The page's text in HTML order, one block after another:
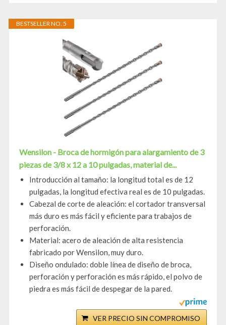
BESTSELLER NO. 5
Wensilon - Broca de hormigón para alargamiento de 3
piezas de 3/8 x 12 a 10 pulgadas, material de...
Introducción al tamaño: la longitud total es de 12
pulgadas, la longitud efectiva real es de 10 pulgadas.
Cabezal de corte de aleación: el cortador transversal
más duro es más fácil y eficiente para trabajos de
perforación.
Material: acero de aleación de alta resistencia
fabricado por Wensilon, muy duro.
Diseño ondulado: doble línea de diseño de broca,
perforación y perforación es más rápido, el polvo de
piedra es más fácil de despegar de la pared.
VER PRECIO SIN COMPROMISO